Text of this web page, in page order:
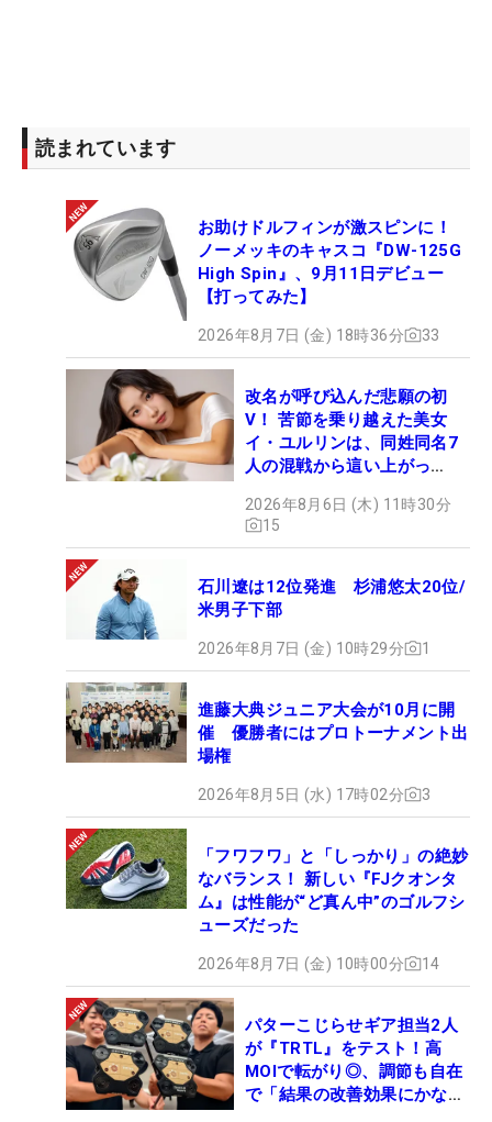
読まれています
お助けドルフィンが激スピンに！
ノーメッキのキャスコ『DW-125G
High Spin』、9月11日デビュー
【打ってみた】
2026年8月7日 (金) 18時36分 33
改名が呼び込んだ悲願の初
V！ 苦節を乗り越えた美女
イ・ユルリンは、同姓同名7
人の混戦から這い上がっ
2026年8月6日 (木) 11時30分
15
石川遼は12位発進 杉浦悠太20位/
米男子下部
2026年8月7日 (金) 10時29分 1
進藤大典ジュニア大会が10月に開
催 優勝者にはプロトーナメント出
場権
2026年8月5日 (水) 17時02分 3
「フワフワ」と「しっかり」の絶妙
なバランス！ 新しい『FJクオンタ
ム』は性能が“ど真ん中”のゴルフシ
ューズだった
2026年8月7日 (金) 10時00分 14
パターこじらせギア担当2人
が『TRTL』をテスト！高
MOIで転がり◎、調節も自在
で「結果の改善効果にかなり